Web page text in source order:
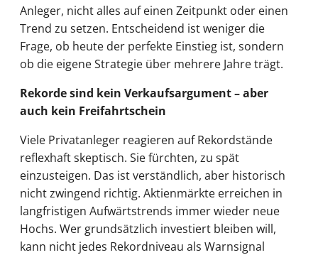
Anleger, nicht alles auf einen Zeitpunkt oder einen
Trend zu setzen. Entscheidend ist weniger die
Frage, ob heute der perfekte Einstieg ist, sondern
ob die eigene Strategie über mehrere Jahre trägt.
Rekorde sind kein Verkaufsargument – aber
auch kein Freifahrtschein
Viele Privatanleger reagieren auf Rekordstände
reflexhaft skeptisch. Sie fürchten, zu spät
einzusteigen. Das ist verständlich, aber historisch
nicht zwingend richtig. Aktienmärkte erreichen in
langfristigen Aufwärtstrends immer wieder neue
Hochs. Wer grundsätzlich investiert bleiben will,
kann nicht jedes Rekordniveau als Warnsignal